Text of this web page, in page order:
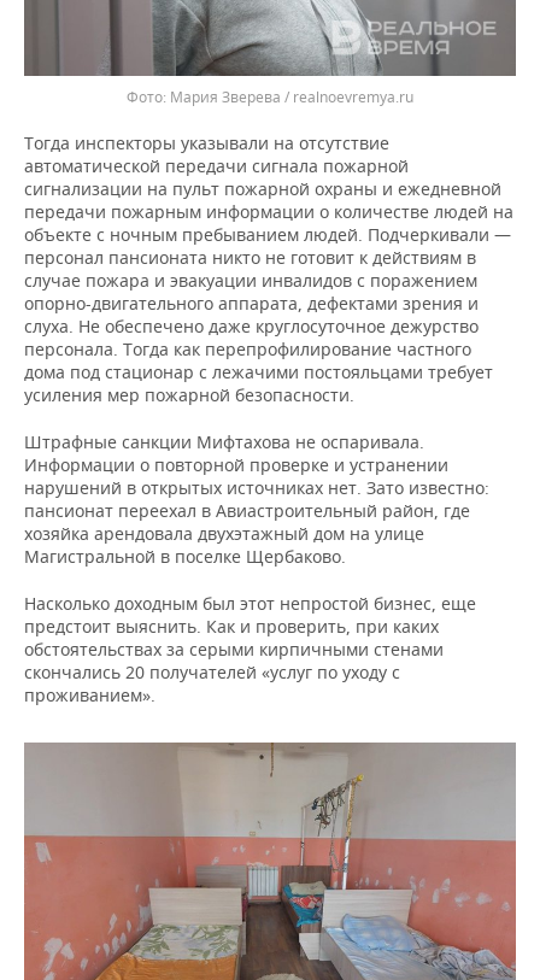
Мария Зверева / realnoevremya.ru
Тогда инспекторы указывали на отсутствие
автоматической передачи сигнала пожарной
сигнализации на пульт пожарной охраны и ежедневной
передачи пожарным информации о количестве людей на
объекте с ночным пребыванием людей. Подчеркивали —
персонал пансионата никто не готовит к действиям в
случае пожара и эвакуации инвалидов с поражением
опорно-двигательного аппарата, дефектами зрения и
слуха. Не обеспечено даже круглосуточное дежурство
персонала. Тогда как перепрофилирование частного
дома под стационар с лежачими постояльцами требует
усиления мер пожарной безопасности.
Штрафные санкции Мифтахова не оспаривала.
Информации о повторной проверке и устранении
нарушений в открытых источниках нет. Зато известно:
пансионат переехал в Авиастроительный район, где
хозяйка арендовала двухэтажный дом на улице
Магистральной в поселке Щербаково.
Насколько доходным был этот непростой бизнес, еще
предстоит выяснить. Как и проверить, при каких
обстоятельствах за серыми кирпичными стенами
скончались 20 получателей «услуг по уходу с
проживанием».